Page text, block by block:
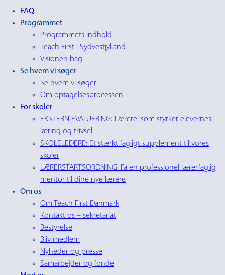
FAQ
Programmet
Programmets indhold
Teach First i Sydvestjylland
Visionen bag
Se hvem vi søger
Se hvem vi søger
Om optagelsesprocessen
For skoler
EKSTERN EVALUERING: Lærere, som styrker elevernes
læring og trivsel
SKOLELEDERE: Et stærkt fagligt supplement til vores
skoler
LÆRERSTARTSORDNING: Få en professionel lærerfaglig
mentor til dine nye lærere
Om os
Om Teach First Danmark
Kontakt os – sekretariat
Bestyrelse
Bliv medlem
Nyheder og presse
Samarbejder og fonde